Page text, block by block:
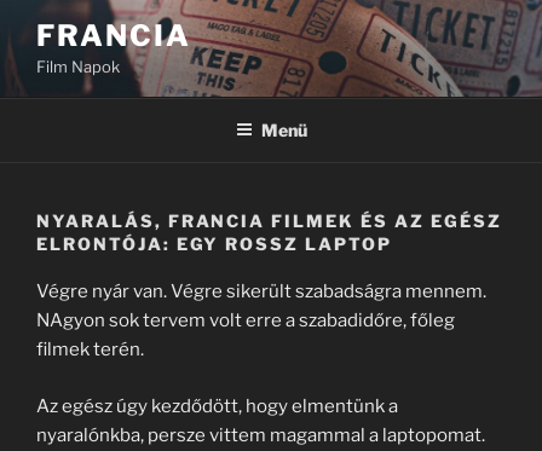
Tartalomhoz
FRANCIA
Film Napok
Menü
NYARALÁS, FRANCIA FILMEK ÉS AZ EGÉSZ
ELRONTÓJA: EGY ROSSZ LAPTOP
Végre nyár van. Végre sikerült szabadságra mennem.
NAgyon sok tervem volt erre a szabadidőre, főleg
filmek terén.
Az egész úgy kezdődött, hogy elmentünk a
nyaralónkba, persze vittem magammal a laptopomat.